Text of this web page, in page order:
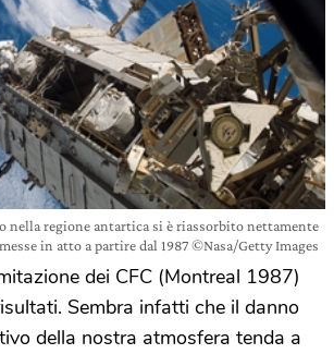
nella regione antartica si è riassorbito nettamente
in atto a partire dal 1987 ©Nasa/Getty Images
dei CFC (Montreal 1987)
Sembra infatti che il danno
della nostra atmosfera tenda a